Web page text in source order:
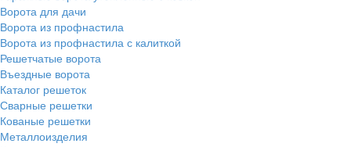
Ворота для дачи
Ворота из профнастила
Ворота из профнастила с калиткой
Решетчатые ворота
Въездные ворота
Каталог решеток
Сварные решетки
Кованые решетки
Металлоизделия